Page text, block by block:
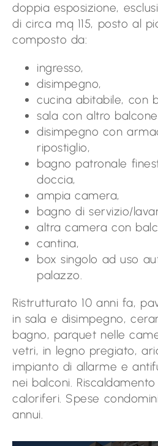
doppia esposizione,
di circa mq 115, posto al
composto da:
ingresso,
disimpegno,
cucina abitabile, con
sala con altro
disimpegno con
ripostiglio,
bagno patronale
doccia,
ampia camera,
bagno di servizio/
altra camera con
cantina,
box singolo ad uso
palazzo.
Ristrutturato 10 anni fa,
in sala e disimpegno,
bagno, parquet nelle
vetri, in legno pregiato,
impianto di allarme e
nei balconi.
caloriferi. Spese
annui.